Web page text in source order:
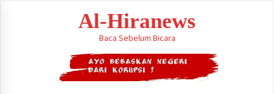
Al-Hiranews
Baca Sebelum Bicara